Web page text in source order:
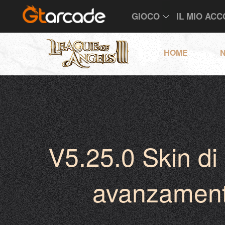
GIOCO IL MIO
HOME
V5.25.0 Skin